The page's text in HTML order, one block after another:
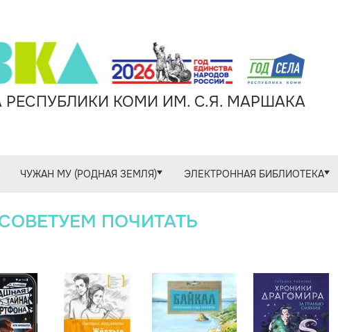
КОМИ ИМ. С.Я. МАРШАКА
ЧУЖАН МУ (РОДНАЯ ЗЕМЛЯ) ЭЛЕКТРОННАЯ БИБЛИОТЕКА
ПОЧИТАТЬ